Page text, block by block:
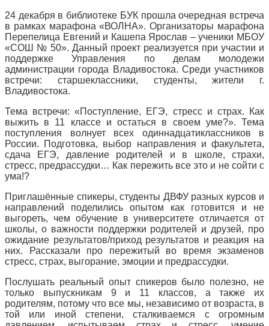
24 декабря в библиотеке БУК прошла очередная встреча
в рамках марафона «ВОЛНА». Организаторы марафона
Перепелица Евгений и Кашепа Ярослав – ученики МБОУ
«СОШ № 50». Данный проект реализуется при участии и
поддержке Управления по делам молодежи
администрации города Владивостока. Среди участников
встречи: старшеклассники, студенты, жители г.
Владивостока.
Тема встречи: «Поступление, ЕГЭ, стресс и страх. Как
выжить в 11 классе и остаться в своем уме?». Тема
поступления волнует всех одиннадцатиклассников в
России. Подготовка, выбор направления и факультета,
сдача ЕГЭ, давление родителей и в школе, страхи,
стресс, предрассудки… Как пережить все это и не сойти с
ума!?
Приглашённые спикеры, студенты ДВФУ разных курсов и
направлений поделились опытом как готовится и не
выгореть, чем обучение в университете отличается от
школы, о важности поддержки родителей и друзей, про
ожидание результатов/приход результатов и реакция на
них. Рассказали про пережитый во время экзаменов
стресс, страх, выгорание, эмоции и предрассудки.
Послушать реальный опыт спикеров было полезно, не
только выпускникам 9 и 11 классов, а также их
родителям, потому что все мы, независимо от возраста, в
той или иной степени, сталкиваемся с огромным